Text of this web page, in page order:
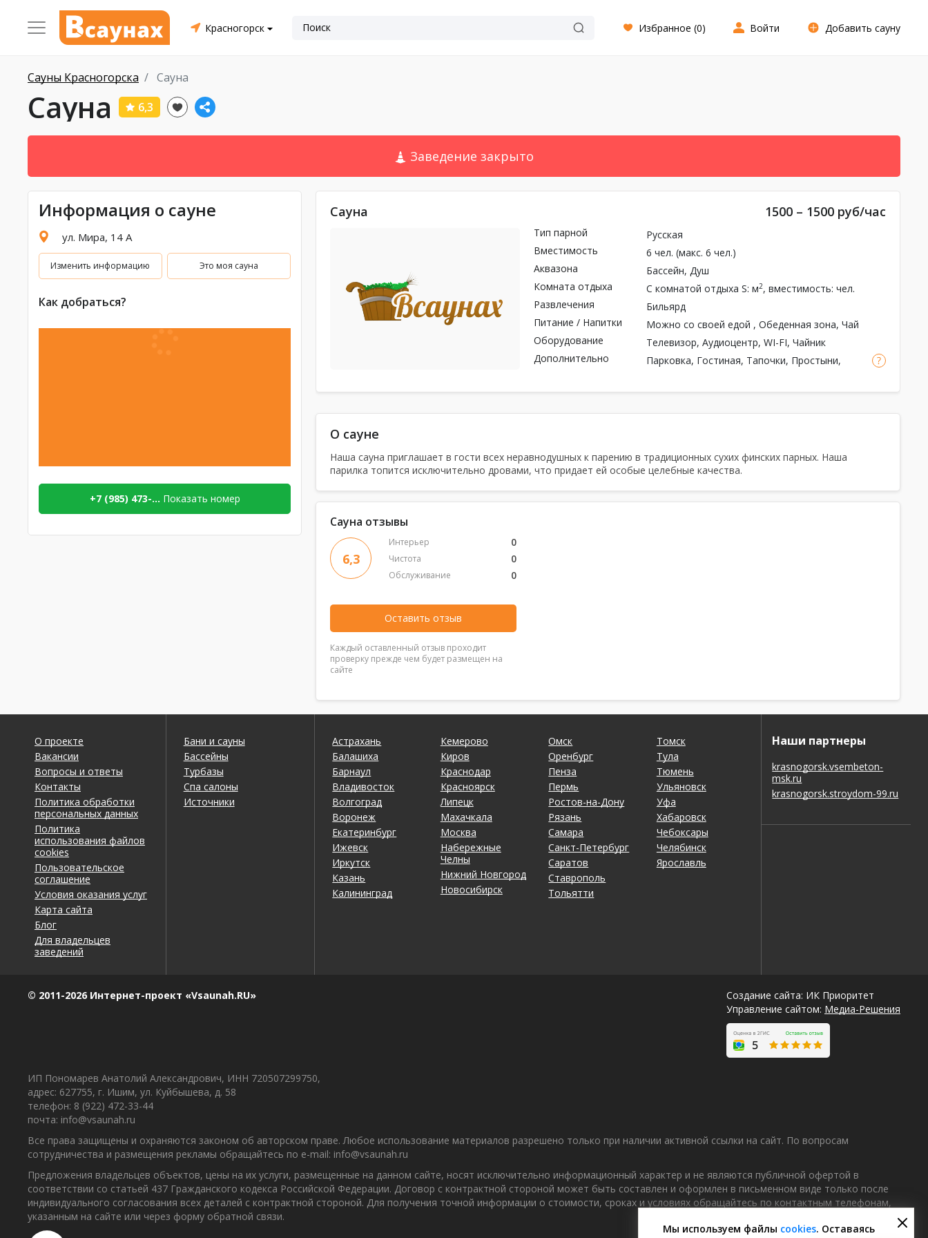
Красногорск Избранное (0) Войти Добавить сауну
Сауны Красногорска Сауна
Сауна 6,3
Заведение закрыто
Информация о сауне
ул. Мира, 14 А
Изменить информацию Это моя сауна
Как добраться?
+7 (985) 473-... Показать номер
Сауна 1500 – 1500 руб/час
Тип парной
Русская
Вместимость
6 чел. (макс. 6 чел.)
Аквазона
Бассейн, Душ
Комната отдыха
С комнатой отдыха S: м2, вместимость: чел.
Развлечения
Бильярд
Питание / Напитки
Можно со своей едой , Обеденная зона, Чай
Оборудование
Телевизор, Аудиоцентр, WI-FI, Чайник
Дополнительно
Парковка, Гостиная, Тапочки, Простыни,
О сауне
Наша сауна приглашает в гости всех неравнодушных к парению в традиционных сухих финских парных. Наша
парилка топится исключительно дровами, что придает ей особые целебные качества.
Сауна отзывы
6,3
Интерьер 0
Чистота 0
Обслуживание 0
Оставить отзыв
Каждый оставленный отзыв проходит
проверку прежде чем будет размещен на
сайте
О проекте
Вакансии
Вопросы и ответы
Контакты
Политика обработки
персональных данных
Политика
использования файлов
cookies
Пользовательское
соглашение
Условия оказания услуг
Карта сайта
Блог
Для владельцев
заведений
Бани и сауны
Бассейны
Турбазы
Спа салоны
Источники
Астрахань
Балашиха
Барнаул
Владивосток
Волгоград
Воронеж
Екатеринбург
Ижевск
Иркутск
Казань
Калининград
Кемерово
Киров
Краснодар
Красноярск
Липецк
Махачкала
Москва
Набережные
Челны
Нижний Новгород
Новосибирск
Омск
Оренбург
Пенза
Пермь
Ростов-на-Дону
Рязань
Самара
Санкт-Петербург
Саратов
Ставрополь
Тольятти
Томск
Тула
Тюмень
Ульяновск
Уфа
Хабаровск
Чебоксары
Челябинск
Ярославль
Наши партнеры
krasnogorsk.vsembeton-
msk.ru
krasnogorsk.stroydom-99.ru
© 2011-2026 Интернет-проект «Vsaunah.RU»
Создание сайта: ИК Приоритет
Управление сайтом: Медиа-Решения
ИП Пономарев Анатолий Александрович, ИНН 720507299750,
адрес: 627755, г. Ишим, ул. Куйбышева, д. 58
телефон: 8 (922) 472-33-44
почта: info@vsaunah.ru
Все права защищены и охраняются законом об авторском праве. Любое использование материалов разрешено только при наличии активной ссылки на сайт. По вопросам
сотрудничества и размещения рекламы обращайтесь по e-mail: info@vsaunah.ru
Предложения владельцев объектов, цены на их услуги, размещенные на данном сайте, носят исключительно информационный характер и не являются публичной офертой в
соответствии со статьей 437 Гражданского кодекса Российской Федерации. Договор с контрактной стороной может быть составлен и оформлен в письменном виде только после
индивидуального согласования всех деталей с контрактной стороной. Для получения точной информации о стоимости, сроках и условиях обращайтесь по контактным телефонам,
указанным на сайте или через форму обратной связи.
Лучшие
саун
Мы используем файлы cookies. Оставаясь